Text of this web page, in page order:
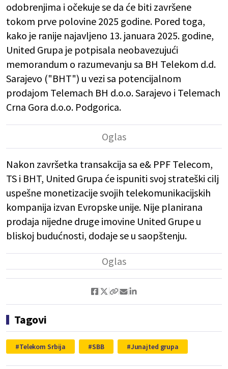
odobrenjima i očekuje se da će biti završene
tokom prve polovine 2025 godine. Pored toga,
kako je ranije najavljeno 13. januara 2025. godine,
United Grupa je potpisala neobavezujući
memorandum o razumevanju sa BH Telekom d.d.
Sarajevo ("BHT") u vezi sa potencijalnom
prodajom Telemach BH d.o.o. Sarajevo i Telemach
Crna Gora d.o.o. Podgorica.
Nakon završetka transakcija sa e& PPF Telecom,
TS i BHT, United Grupa će ispuniti svoj strateški cilj
uspešne monetizacije svojih telekomunikacijskih
kompanija izvan Evropske unije. Nije planirana
prodaja nijedne druge imovine United Grupe u
bliskoj budućnosti, dodaje se u saopštenju.
Tagovi
Telekom Srbija SBB Junajted grupa